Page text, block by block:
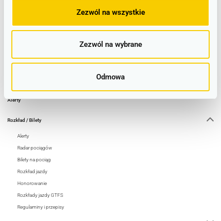
Zezwól na wszystkie
Zezwól na wybrane
Odmowa
Wałbrzych Miasto ➤ Wrocław Główny Kąty Wrocławskie ➤ Wrocław Główny
Więcej
Alerty
Rozkład / Bilety
Alerty
Radar pociągów
Bilety na pociąg
Rozkład jazdy
Honorowanie
Rozkłady jazdy GTFS
Regulaminy i przepisy